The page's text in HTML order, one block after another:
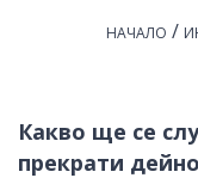
НАЧАЛО /
Какво ще се
прекрати